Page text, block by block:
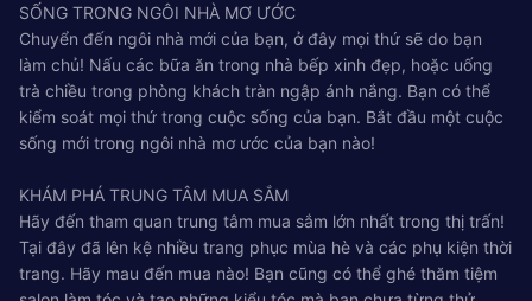
SỐNG TRONG NGÔI NHÀ MƠ ƯỚC
Chuyển đến ngôi nhà mới của bạn, ở đây mọi thứ sẽ do bạn
làm chủ! Nấu các bữa ăn trong nhà bếp xinh đẹp, hoặc uống
trà chiều trong phòng khách tràn ngập ánh nắng. Bạn có thể
kiểm soát mọi thứ trong cuộc sống của bạn. Bắt đầu một cuộc
sống mới trong ngôi nhà mơ ước của bạn nào!
KHÁM PHÁ TRUNG TÂM MUA SẮM
Hãy đến tham quan trung tâm mua sắm lớn nhất trong thị trấn!
Tại đây đã lên kệ nhiều trang phục mùa hè và các phụ kiện thời
trang. Hãy mau đến mua nào! Bạn cũng có thể ghé thăm tiệm